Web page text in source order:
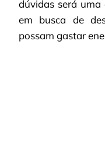
dúvidas será uma
em busca de
possam gastar